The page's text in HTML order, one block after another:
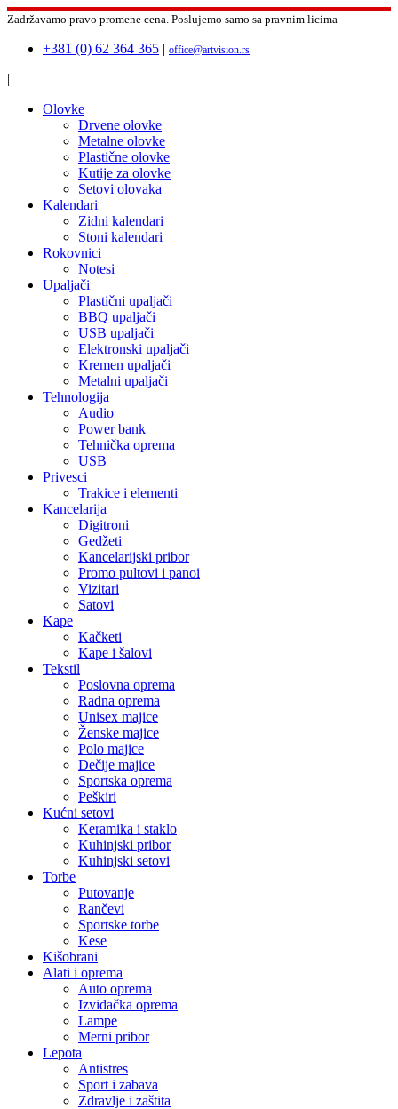
Zadržavamo pravo promene cena. Poslujemo samo sa pravnim licima
+381 (0) 62 364 365 | office@artvision.rs
|
Olovke
Drvene olovke
Metalne olovke
Plastične olovke
Kutije za olovke
Setovi olovaka
Kalendari
Zidni kalendari
Stoni kalendari
Rokovnici
Notesi
Upaljači
Plastični upaljači
BBQ upaljači
USB upaljači
Elektronski upaljači
Kremen upaljači
Metalni upaljači
Tehnologija
Audio
Power bank
Tehnička oprema
USB
Privesci
Trakice i elementi
Kancelarija
Digitroni
Gedžeti
Kancelarijski pribor
Promo pultovi i panoi
Vizitari
Satovi
Kape
Kačketi
Kape i šalovi
Tekstil
Poslovna oprema
Radna oprema
Unisex majice
Ženske majice
Polo majice
Dečije majice
Sportska oprema
Peškiri
Kućni setovi
Keramika i staklo
Kuhinjski pribor
Kuhinjski setovi
Torbe
Putovanje
Rančevi
Sportske torbe
Kese
Kišobrani
Alati i oprema
Auto oprema
Izviđačka oprema
Lampe
Merni pribor
Lepota
Antistres
Sport i zabava
Zdravlje i zaštita